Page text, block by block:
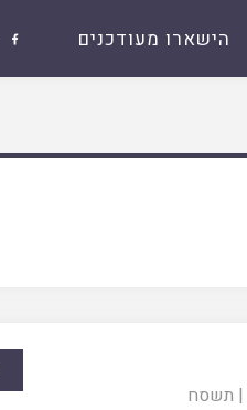
 הישארו מעודכנים
| תשסח